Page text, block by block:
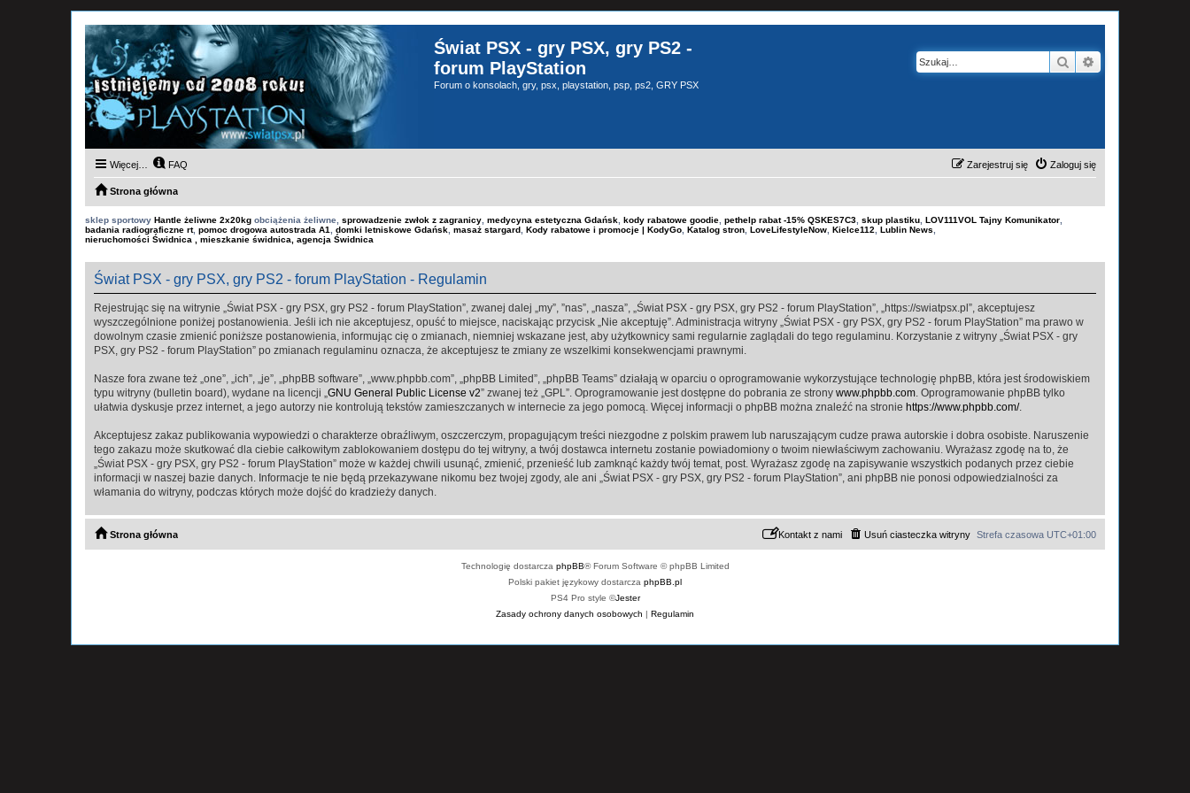
Świat PSX - gry PSX, gry PS2 -
forum PlayStation
Forum o konsolach, gry, psx, playstation, psp, ps2, GRY PSX
Szukaj
Więcej… FAQ Zaloguj się
Zarejestruj się
Strona główna
sklep sportowy Hantle żeliwne 2x20kg obciążenia żeliwne, sprowadzenie zwłok z zagranicy medycyna estetyczna Gdańsk kody rabatowe goodie pethelp rabat -15% QSKES7C3 skup plastiku LOV111VOL Tajny Komunikator
badania radiograficzne rt, pomoc drogowa autostrada A1 domki letniskowe Gdańsk masaż stargard Kody rabatowe i promocje | KodyGo Katalog stron LoveLifestyleNow Kielce112 Lublin News
nieruchomości Świdnica , mieszkanie świdnica, agencja Świdnica
Świat PSX - gry PSX, gry PS2 - forum PlayStation - Regulamin
Rejestrując się na witrynie „Świat PSX - gry PSX, gry PS2 - forum PlayStation”, zwanej dalej „my”, ”nas”, „nasza”, „Świat PSX - gry PSX, gry PS2 - forum PlayStation”, „https://swiatpsx.pl”, akceptujesz
wyszczególnione poniżej postanowienia. Jeśli ich nie akceptujesz, opuść to miejsce, naciskając przycisk „Nie akceptuję”. Administracja witryny „Świat PSX - gry PSX, gry PS2 - forum PlayStation” ma prawo w
dowolnym czasie zmienić poniższe postanowienia, informując cię o zmianach, niemniej wskazane jest, aby użytkownicy sami regularnie zaglądali do tego regulaminu. Korzystanie z witryny „Świat PSX - gry
PSX, gry PS2 - forum PlayStation” po zmianach regulaminu oznacza, że akceptujesz te zmiany ze wszelkimi konsekwencjami prawnymi.
Nasze fora zwane też „one”, „ich”, „je”, „phpBB software”, „www.phpbb.com”, „phpBB Limited”, „phpBB Teams” działają w oparciu o oprogramowanie wykorzystujące technologię phpBB, która jest środowiskiem
typu witryny (bulletin board), wydane na licencji „GNU General Public License v2” zwanej też „GPL”. Oprogramowanie jest dostępne do pobrania ze strony www.phpbb.com. Oprogramowanie phpBB tylko
ułatwia dyskusje przez internet, a jego autorzy nie kontrolują tekstów zamieszczanych w internecie za jego pomocą. Więcej informacji o phpBB można znaleźć na stronie https://www.phpbb.com/.
Akceptujesz zakaz publikowania wypowiedzi o charakterze obraźliwym, oszczerczym, propagującym treści niezgodne z polskim prawem lub naruszającym cudze prawa autorskie i dobra osobiste. Naruszenie
tego zakazu może skutkować dla ciebie całkowitym zablokowaniem dostępu do tej witryny, a twój dostawca internetu zostanie powiadomiony o twoim niewłaściwym zachowaniu. Wyrażasz zgodę na to, że
„Świat PSX - gry PSX, gry PS2 - forum PlayStation” może w każdej chwili usunąć, zmienić, przenieść lub zamknąć każdy twój temat, post. Wyrażasz zgodę na zapisywanie wszystkich podanych przez ciebie
informacji w naszej bazie danych. Informacje te nie będą przekazywane nikomu bez twojej zgody, ale ani „Świat PSX - gry PSX, gry PS2 - forum PlayStation”, ani phpBB nie ponosi odpowiedzialności za
włamania do witryny, podczas których może dojść do kradzieży danych.
Strona główna Strefa czasowa UTC+01:00
Usuń ciasteczka witryny
Kontakt z nami
Technologię dostarcza phpBB® Forum Software © phpBB Limited
Polski pakiet językowy dostarcza phpBB.pl
PS4 Pro style ©Jester
Zasady ochrony danych osobowych | Regulamin